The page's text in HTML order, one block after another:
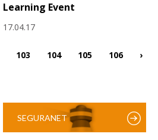
Learning Event
17.04.17
103 104 105 106 ›
SEGURANET